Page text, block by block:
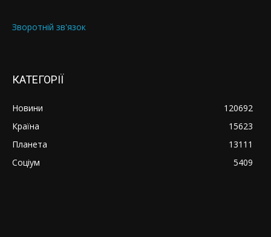
Зворотній зв'язок
КАТЕГОРІЇ
Новини
120692
Країна
15623
Планета
13111
Соціум
5409